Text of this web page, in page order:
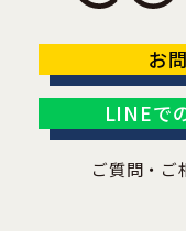
お
LINEで
ご質問・ご